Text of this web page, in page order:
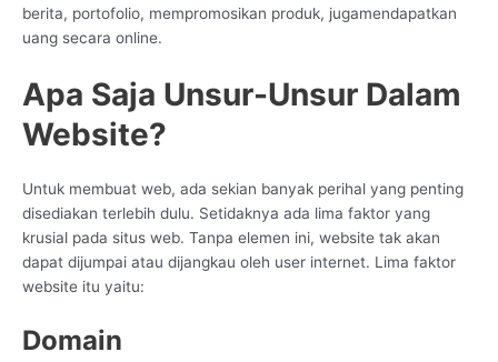
berita, portofolio, mempromosikan produk, jugamendapatkan
uang secara online.
Apa Saja Unsur-Unsur Dalam
Website?
Untuk membuat web, ada sekian banyak perihal yang penting
disediakan terlebih dulu. Setidaknya ada lima faktor yang
krusial pada situs web. Tanpa elemen ini, website tak akan
dapat dijumpai atau dijangkau oleh user internet. Lima faktor
website itu yaitu:
Domain